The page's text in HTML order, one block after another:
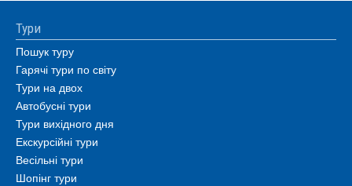
Тури
Пошук туру
Гарячі тури по світу
Тури на двох
Автобусні тури
Тури вихідного дня
Екскурсійні тури
Весільні тури
Шопінг тури